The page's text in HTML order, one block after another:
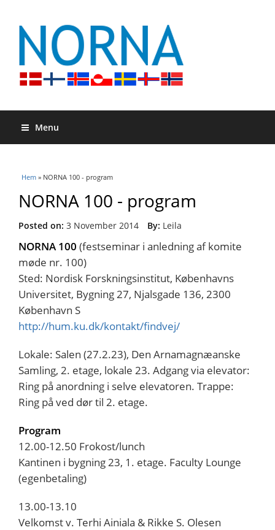
Menu
Du är här
Hem » NORNA 100 - program
NORNA 100 - program
Posted on: 3 November 2014 By: Leila
NORNA 100 (festseminar i anledning af komite
møde nr. 100)
Sted: Nordisk Forskningsinstitut, Københavns
Universitet, Bygning 27, Njalsgade 136, 2300
København S
http://hum.ku.dk/kontakt/findvej/
Lokale: Salen (27.2.23), Den Arnamagnæanske
Samling, 2. etage, lokale 23. Adgang via elevator:
Ring på anordning i selve elevatoren. Trappe:
Ring på ved dør til 2. etage.
Program
12.00-12.50 Frokost/lunch
Kantinen i bygning 23, 1. etage. Faculty Lounge
(egenbetaling)
13.00-13.10
Velkomst v. Terhi Ainiala & Rikke S. Olesen